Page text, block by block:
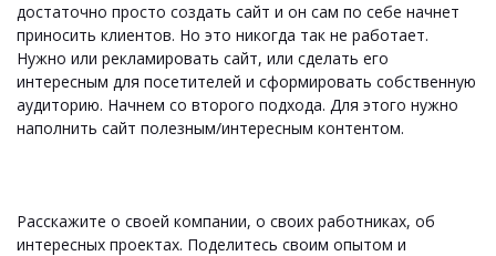
достаточно просто создать сайт и он сам по себе начнет
приносить клиентов. Но это никогда так не работает.
Нужно или рекламировать сайт, или сделать его
интересным для посетителей и сформировать собственную
аудиторию. Начнем со второго подхода. Для этого нужно
наполнить сайт полезным/интересным контентом.
Расскажите о своей компании, о своих работниках, об
интересных проектах. Поделитесь своим опытом и